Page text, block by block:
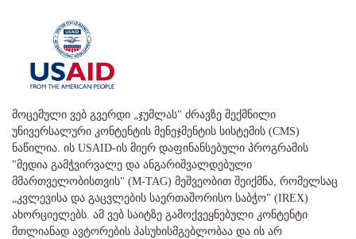
მოცემული ვებ გვერდი „ჯუმლას" ძრავზე შექმნილი
უნივერსალური კონტენტის მენეჯმენტის სისტემის (CMS)
ნაწილია. ის USAID-ის მიერ დაფინანსებული პროგრამის
"მედია გამჭვირვალე და ანგარიშვალდებული
მმართველობისთვის" (M-TAG) მეშვეობით შეიქმნა, რომელსაც
„კვლევისა და გაცვლების საერთაშორისო საბჭო" (IREX)
ახორციელებს. ამ ვებ საიტზე გამოქვეყნებული კონტენტი
მთლიანად ავტორების პასუხისმგებლობაა და ის არ